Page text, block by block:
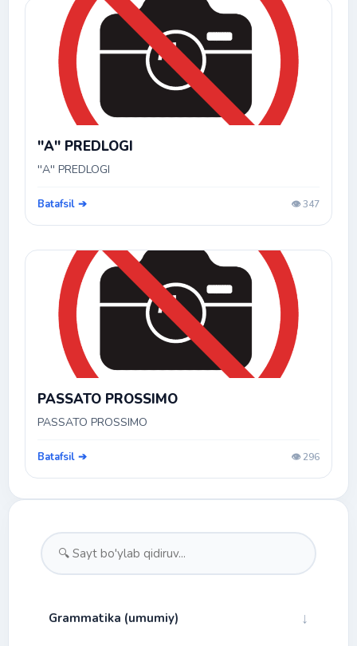
''A'' PREDLOGI
''A'' PREDLOGI
Batafsil ➔ 👁️ 347
PASSATO PROSSIMO
PASSATO PROSSIMO
Batafsil ➔ 👁️ 296
Grammatika (umumiy) ↓